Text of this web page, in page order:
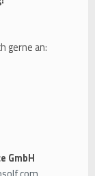
gerne an:
GmbH